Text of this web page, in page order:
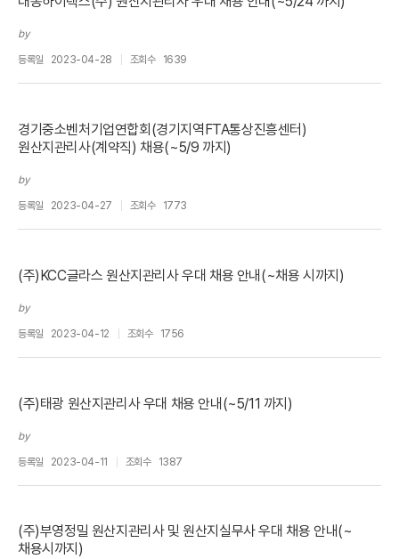
by
등록일 2023-04-28 조회수 1639
경기중소벤처기업연합회(경기지역FTA통상진흥센터)
원산지관리사(계약직) 채용(~5/9 까지)
by
등록일 2023-04-27 조회수 1773
(주)KCC글라스 원산지관리사 우대 채용 안내(~채용 시까지)
by
등록일 2023-04-12 조회수 1756
(주)태광 원산지관리사 우대 채용 안내(~5/11 까지)
by
등록일 2023-04-11 조회수 1387
(주)부영정밀 원산지관리사 및 원산지실무사 우대 채용 안내(~
채용시까지)